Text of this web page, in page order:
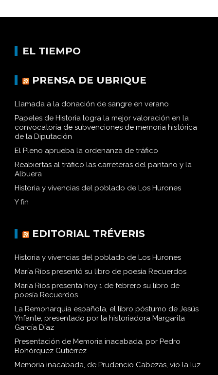
EL TIEMPO
PRENSA DE UBRIQUE
Llamada a la donación de sangre en verano
Papeles de Historia logra la mejor valoración en la
convocatoria de subvenciones de memoria histórica
de la Diputación
El Pleno aprueba la ordenanza de tráfico
Reabiertas al tráfico las carreteras del pantano y la
Albuera
Historia y vivencias del poblado de Los Hurones
Y fin
EDITORIAL TRÉVERIS
Historia y vivencias del poblado de Los Hurones
María Ríos presentó su libro de poesía Recuerdos
María Ríos presenta hoy 1 de febrero su libro de
poesía Recuerdos
La Remonarquía española, el libro póstumo de Jesús
Ynfante, presentado por la historiadora Margarita
García Díaz
Presentación de Memoria inacabada, por Pedro
Bohórquez Gutiérrez
Memoria inacabada, de Prudencio Cabezas, vio la luz